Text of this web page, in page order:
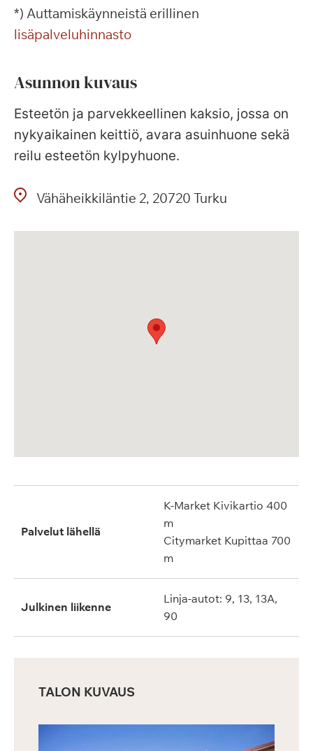
*) Auttamiskäynneistä erillinen
lisäpalveluhinnasto
Asunnon kuvaus
Esteetön ja parvekkeellinen kaksio, jossa on
nykyaikainen keittiö, avara asuinhuone sekä
reilu esteetön kylpyhuone.
Vähäheikkiläntie 2 20720 Turku
Palvelut lähellä
K-Market Kivikartio 400
m
Citymarket Kupittaa 700
m
Julkinen liikenne
Linja-autot: 9, 13, 13A,
90
TALON KUVAUS